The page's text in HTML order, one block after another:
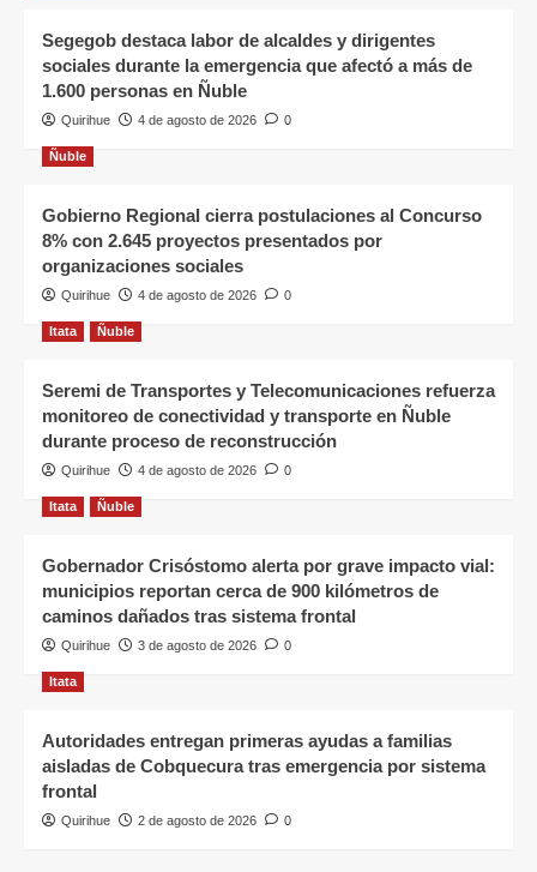
Segegob destaca labor de alcaldes y dirigentes
sociales durante la emergencia que afectó a más de
1.600 personas en Ñuble
Quirihue 4 de agosto de 2026 0
Ñuble
Gobierno Regional cierra postulaciones al Concurso
8% con 2.645 proyectos presentados por
organizaciones sociales
Quirihue 4 de agosto de 2026 0
Itata Ñuble
Seremi de Transportes y Telecomunicaciones refuerza
monitoreo de conectividad y transporte en Ñuble
durante proceso de reconstrucción
Quirihue 4 de agosto de 2026 0
Itata Ñuble
Gobernador Crisóstomo alerta por grave impacto vial:
municipios reportan cerca de 900 kilómetros de
caminos dañados tras sistema frontal
Quirihue 3 de agosto de 2026 0
Itata
Autoridades entregan primeras ayudas a familias
aisladas de Cobquecura tras emergencia por sistema
frontal
Quirihue 2 de agosto de 2026 0